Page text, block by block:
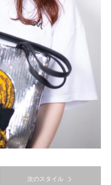
次のスタイル